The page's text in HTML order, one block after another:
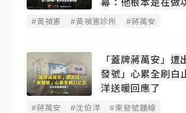
#黃禎憲 #黃禎憲診所 #蔣萬安
「蓋牌蔣萬安」遭
發號」心累全刷
洋送暖回應了
#蔣萬安 #沈伯洋 #東發號麵線